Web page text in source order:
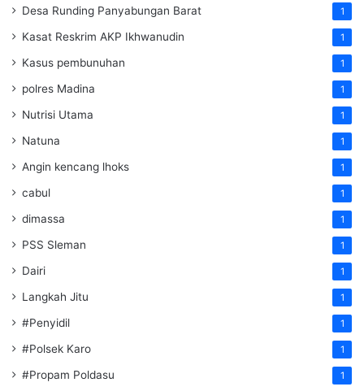
Desa Runding Panyabungan Barat 1
Kasat Reskrim AKP Ikhwanudin 1
Kasus pembunuhan 1
polres Madina 1
Nutrisi Utama 1
Natuna 1
Angin kencang lhoks 1
cabul 1
dimassa 1
PSS Sleman 1
Dairi 1
Langkah Jitu 1
#Penyidil 1
#Polsek Karo 1
#Propam Poldasu 1